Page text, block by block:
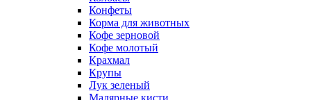
Конфеты
Корма для животных
Кофе зерновой
Кофе молотый
Крахмал
Крупы
Лук зеленый
Малярные кисти